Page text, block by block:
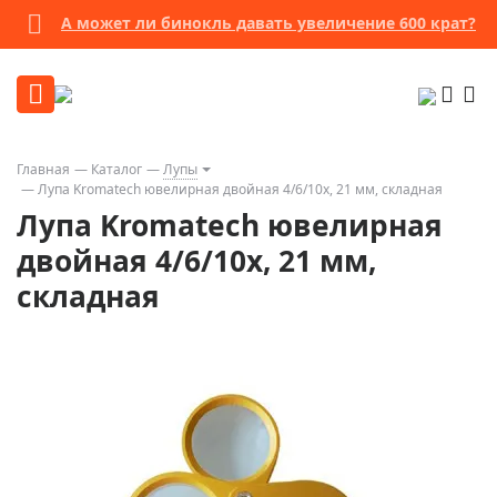
А может ли бинокль давать увеличение 600 крат?
Главная Каталог
Лупы
Лупа Kromatech ювелирная двойная 4/6/10x, 21 мм, складная
Лупа Kromatech ювелирная
двойная 4/6/10x, 21 мм,
складная